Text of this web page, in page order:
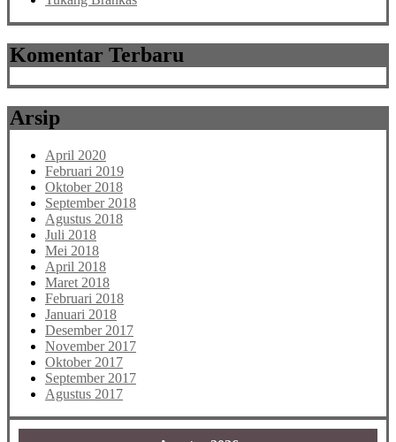
Komentar Terbaru
Arsip
April 2020
Februari 2019
Oktober 2018
September 2018
Agustus 2018
Juli 2018
Mei 2018
April 2018
Maret 2018
Februari 2018
Januari 2018
Desember 2017
November 2017
Oktober 2017
September 2017
Agustus 2017